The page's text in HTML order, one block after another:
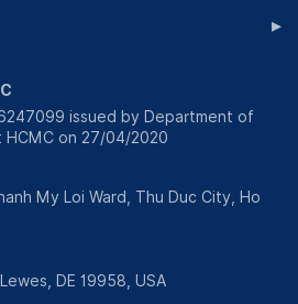
▸
issued by Department of
HCMC on 27/04/2020
My Loi Ward, Thu Duc City, Ho
DE 19958, USA